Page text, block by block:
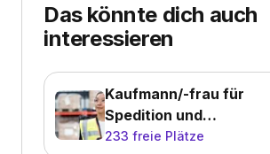
Das könnte dich auch
interessieren
Kaufmann/-frau für
Spedition und
Logistikdienstleistung
233 freie Plätze